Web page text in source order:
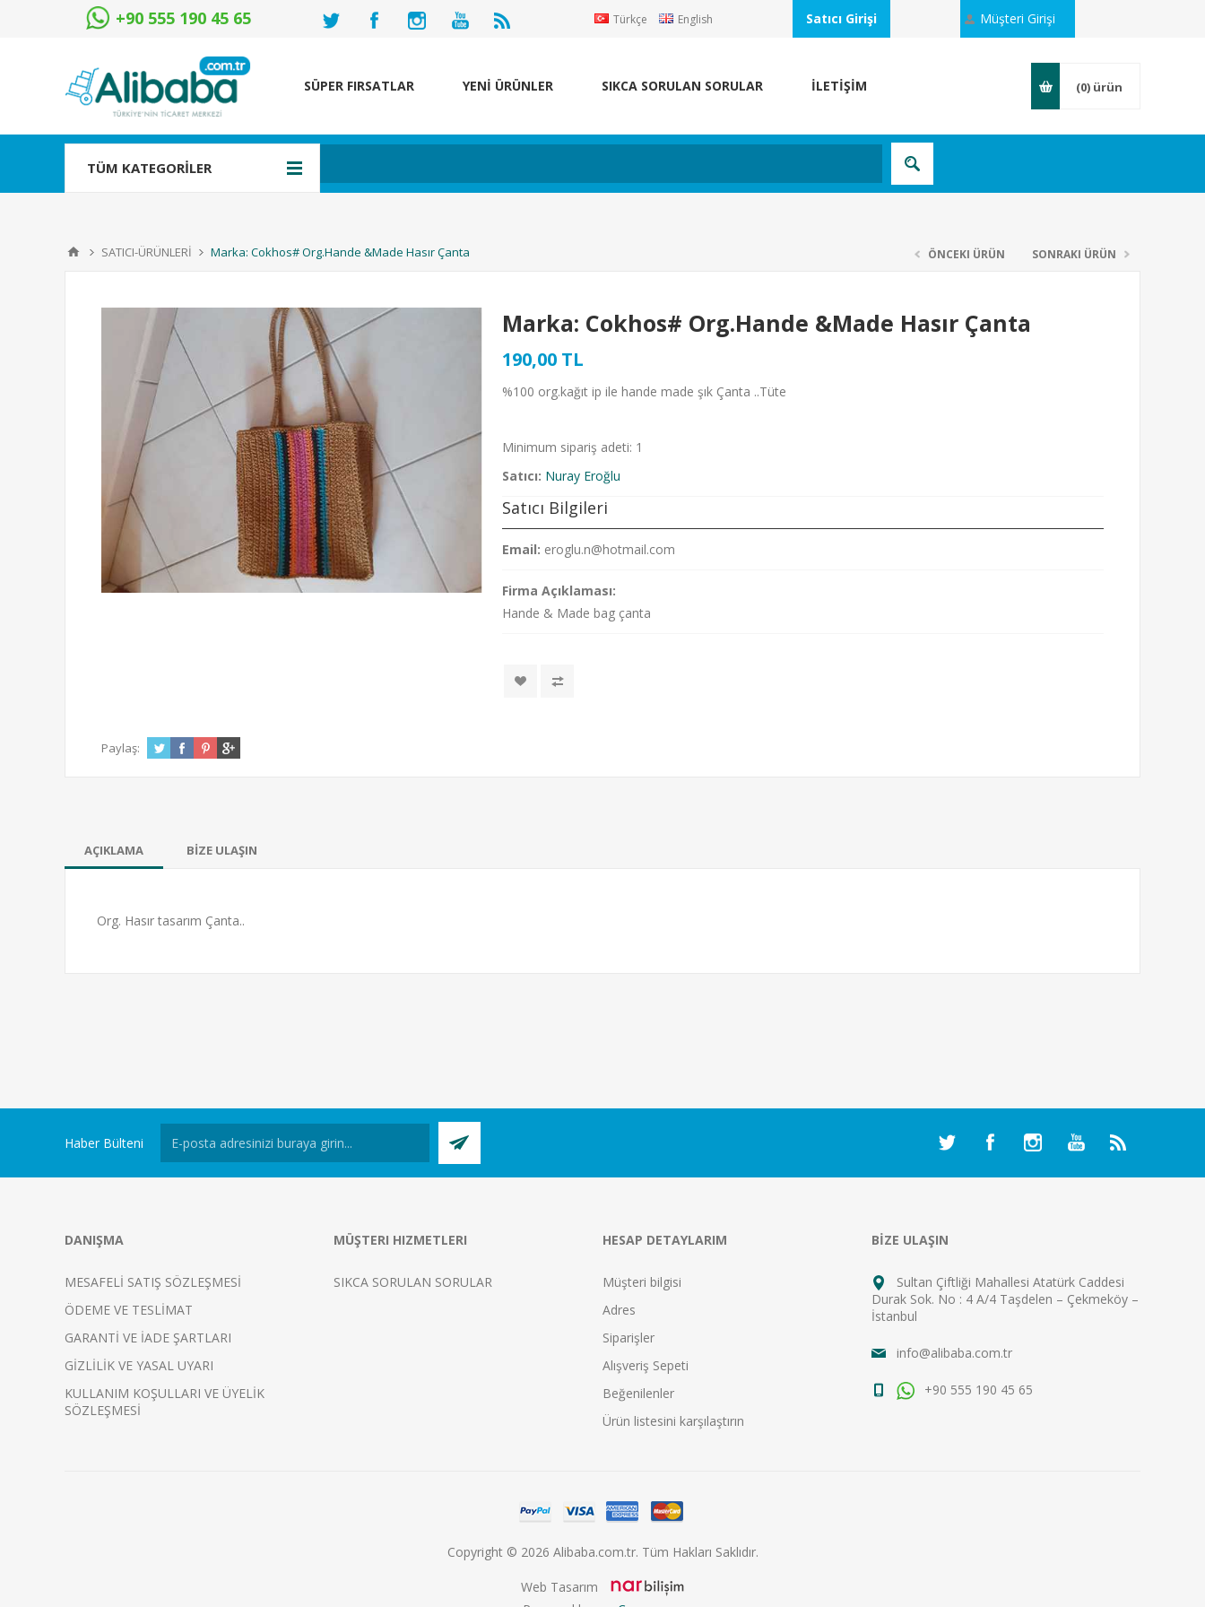
+90 555 190 45 65 Türkçe English Satıcı Girişi Müşteri Girişi
SÜPER FIRSATLAR YENİ ÜRÜNLER SIKCA SORULAN SORULAR İLETİŞİM (0) ürün
TÜM KATEGORİLER
SATICI-ÜRÜNLERİ Marka: Cokhos# Org.Hande &Made Hasır Çanta ÖNCEKI ÜRÜN SONRAKI ÜRÜN
Marka: Cokhos# Org.Hande &Made Hasır Çanta
190,00 TL
%100 org.kağıt ip ile hande made şık Çanta ..Tüte
Minimum sipariş adeti: 1
Satıcı: Nuray Eroğlu
Satıcı Bilgileri
Email: eroglu.n@hotmail.com
Firma Açıklaması:
Hande & Made bag çanta
Paylaş:
AÇIKLAMA BİZE ULAŞIN
Org. Hasır tasarım Çanta..
Haber Bülteni
DANIŞMA
MESAFELİ SATIŞ SÖZLEŞMESİ
ÖDEME VE TESLİMAT
GARANTİ VE İADE ŞARTLARI
GİZLİLİK VE YASAL UYARI
KULLANIM KOŞULLARI VE ÜYELİK
SÖZLEŞMESİ
MÜŞTERI HIZMETLERI
SIKCA SORULAN SORULAR
HESAP DETAYLARIM
Müşteri bilgisi
Adres
Siparişler
Alışveriş Sepeti
Beğenilenler
Ürün listesini karşılaştırın
BİZE ULAŞIN
Sultan Çiftliği Mahallesi Atatürk Caddesi
Durak Sok. No : 4 A/4 Taşdelen – Çekmeköy –
İstanbul
info@alibaba.com.tr
+90 555 190 45 65
Copyright © 2026 Alibaba.com.tr. Tüm Hakları Saklıdır.
Web Tasarım